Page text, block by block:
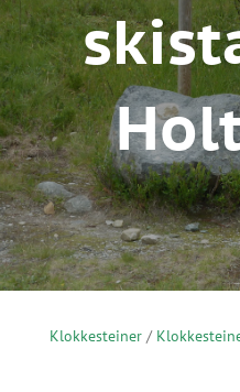
Klokkesteiner/